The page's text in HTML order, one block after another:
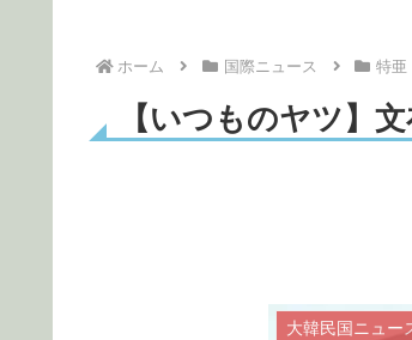
ホーム 国際ニュース 特亜
【いつものヤツ】
大韓民国ニュー